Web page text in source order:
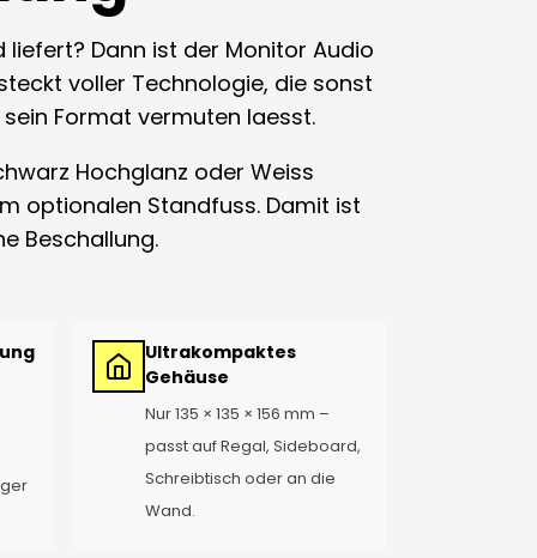
Dann ist der Monitor Audio
voller Technologie, die sonst
Format vermuten laesst.
Hochglanz oder Weiss
optionalen Standfuss. Damit ist
Beschallung.
Ultrakompaktes
Gehäuse
Nur 135 × 135 × 156 mm –
passt auf Regal, Sideboard,
Schreibtisch oder an die
Wand.